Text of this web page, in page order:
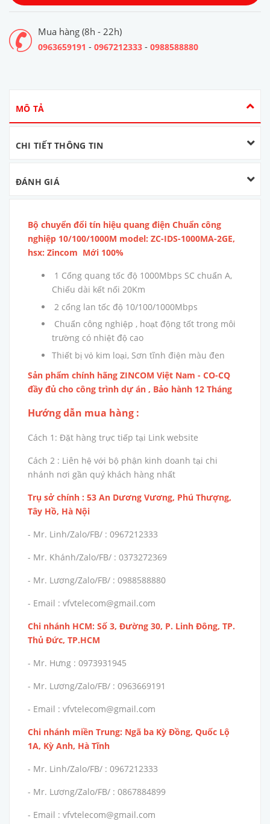
Mua hàng (8h - 22h)
0963659191 - 0967212333 - 0988588880
MÔ TẢ
CHI TIẾT THÔNG TIN
ĐÁNH GIÁ
Bộ chuyển đổi tín hiệu quang điện Chuẩn công
nghiệp 10/100/1000M model: ZC-IDS-1000MA-2GE,
hsx: Zincom Mới 100%
1 Cổng quang tốc độ 1000Mbps SC chuẩn A,
Chiếu dài kết nối 20Km
2 cổng lan tốc độ 10/100/1000Mbps
Chuẩn công nghiệp , hoạt động tốt trong môi
trường có nhiệt độ cao
Thiết bị vỏ kim loại, Sơn tĩnh điện màu đen
Sản phẩm chính hãng ZINCOM Việt Nam - CO-CQ
đầy đủ cho công trình dự án , Bảo hành 12 Tháng
Hướng dẫn mua hàng :
Cách 1: Đặt hàng trực tiếp tại Link website
Cách 2 : Liên hệ với bộ phận kinh doanh tại chi
nhánh nơi gần quý khách hàng nhất
Trụ sở chính : 53 An Dương Vương, Phú Thượng,
Tây Hồ, Hà Nội
- Mr. Linh/Zalo/FB/ : 0967212333
- Mr. Khánh/Zalo/FB/ : 0373272369
- Mr. Lương/Zalo/FB/ : 0988588880
- Email : vfvtelecom@gmail.com
Chi nhánh HCM: Số 3, Đường 30, P. Linh Đông, TP.
Thủ Đức, TP.HCM
- Mr. Hưng : 0973931945
- Mr. Lương/Zalo/FB/ : 0963669191
- Email : vfvtelecom@gmail.com
Chi nhánh miền Trung: Ngã ba Kỳ Đồng, Quốc Lộ
1A, Kỳ Anh, Hà Tĩnh
- Mr. Linh/Zalo/FB/ : 0967212333
- Mr. Lương/Zalo/FB/ : 0867884899
- Email : vfvtelecom@gmail.com